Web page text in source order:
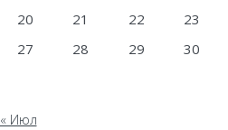
20 21 22
23
27 28 29
30
« Июл